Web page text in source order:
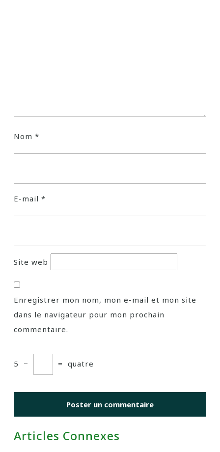
Nom *
E-mail *
Site web
Enregistrer mon nom, mon e-mail et mon site
dans le navigateur pour mon prochain
commentaire.
5 − = quatre
Articles Connexes